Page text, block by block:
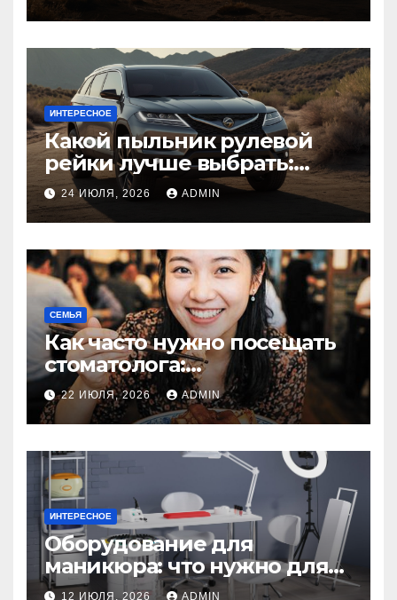
ИНТЕРЕСНОЕ
Какой пыльник рулевой
рейки лучше выбрать:
оригинальный или аналог,
резина или полиуретан
24 ИЮЛЯ, 2026 ADMIN
СЕМЬЯ
Как часто нужно посещать
стоматолога:
рекомендации для
здоровья зубов
22 ИЮЛЯ, 2026 ADMIN
ИНТЕРЕСНОЕ
Оборудование для
маникюра: что нужно для
идеального маникюра
12 ИЮЛЯ, 2026 ADMIN